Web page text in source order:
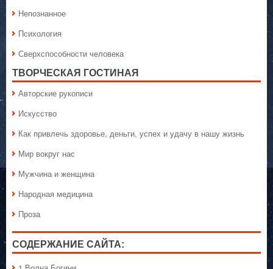
Непознанное
Психология
Сверхспособности человека
ТВОРЧЕСКАЯ ГОСТИНАЯ
Авторские рукописи
Искусство
Как привлечь здоровье, деньги, успех и удачу в нашу жизнь
Мир вокруг нас
Мужчина и женщина
Народная медицина
Проза
СОДЕРЖАНИЕ САЙТА: